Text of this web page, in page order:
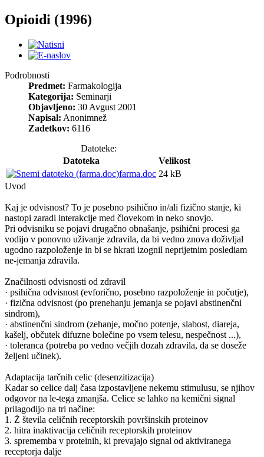
Opioidi (1996)
Podrobnosti
Predmet: Farmakologija
Kategorija: Seminarji
Objavljeno: 30 Avgust 2001
Napisal: Anonimnež
Zadetkov: 6116
Datoteke:
Datoteka
Velikost
farma.doc 24 kB
Uvod
Kaj je odvisnost? To je posebno psihično in/ali fizično stanje, ki
nastopi zaradi interakcije med človekom in neko snovjo.
Pri odvisniku se pojavi drugačno obnašanje, psihični procesi ga
vodijo v ponovno uživanje zdravila, da bi vedno znova doživljal
ugodno razpoloženje in bi se hkrati izognil neprijetnim poslediam
ne-jemanja zdravila.
Značilnosti odvisnosti od zdravil
· psihična odvisnost (evforično, posebno razpoloženje in počutje),
· fizična odvisnost (po prenehanju jemanja se pojavi abstinenčni
sindrom),
· abstinenčni sindrom (zehanje, močno potenje, slabost, diareja,
kašelj, občutek difuzne bolečine po vsem telesu, nespečnost ...),
· toleranca (potreba po vedno večjih dozah zdravila, da se doseže
željeni učinek).
Adaptacija tarčnih celic (desenzitizacija)
Kadar so celice dalj časa izpostavljene nekemu stimulusu, se njihov
odgovor na le-tega zmanjša. Celice se lahko na kemični signal
prilagodijo na tri načine:
1. Ż števila celičnih receptorskih površinskih proteinov
2. hitra inaktivacija celičnih receptorskih proteinov
3. sprememba v proteinih, ki prevajajo signal od aktiviranega
receptorja dalje